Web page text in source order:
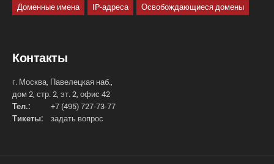
Доменные имена IP-адреса Освобождающиеся домены
Контакты
г. Москва, Павелецкая наб.,
дом 2, стр. 2, эт. 2, офис 42
Тел.:
+7 (495) 727-73-77
Тикеты:
задать вопрос